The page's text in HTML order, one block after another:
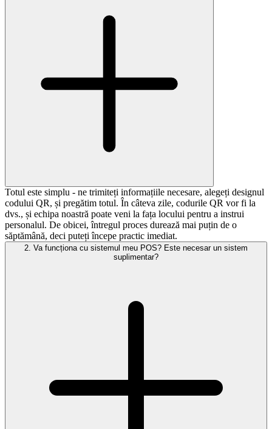
Totul este simplu - ne trimiteți informațiile necesare, alegeți designul
codului QR, și pregătim totul. În câteva zile, codurile QR vor fi la
dvs., și echipa noastră poate veni la fața locului pentru a instrui
personalul. De obicei, întregul proces durează mai puțin de o
săptămână, deci puteți începe practic imediat.
2. Va funcționa cu sistemul meu POS? Este necesar un sistem
suplimentar?